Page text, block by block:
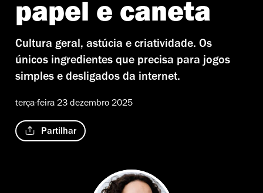
papel e caneta
Cultura geral, astúcia e criatividade. Os
únicos ingredientes que precisa para jogos
simples e desligados da internet.
terça-feira 23 dezembro 2025
Partilhar